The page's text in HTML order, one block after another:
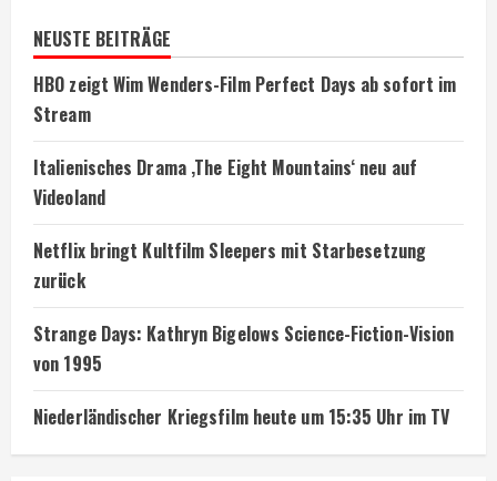
NEUSTE BEITRÄGE
HBO zeigt Wim Wenders-Film Perfect Days ab sofort im
Stream
Italienisches Drama ‚The Eight Mountains‘ neu auf
Videoland
Netflix bringt Kultfilm Sleepers mit Starbesetzung
zurück
Strange Days: Kathryn Bigelows Science-Fiction-Vision
von 1995
Niederländischer Kriegsfilm heute um 15:35 Uhr im TV